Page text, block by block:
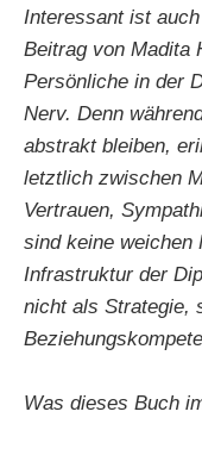
Interessant ist
Beitrag von Madita
Persönliche in der
Nerv. Denn
abstrakt bleiben,
letztlich zwischen
Vertrauen,
sind keine weichen
Infrastruktur der
nicht als Strategie,
Was dieses Buch